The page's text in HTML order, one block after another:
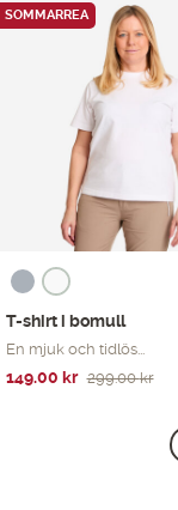
priset
priset
T-shirt i bomull
SOMMARREA
En mjuk och tidlös...
299.00kr
Det
149.00 kr
Det